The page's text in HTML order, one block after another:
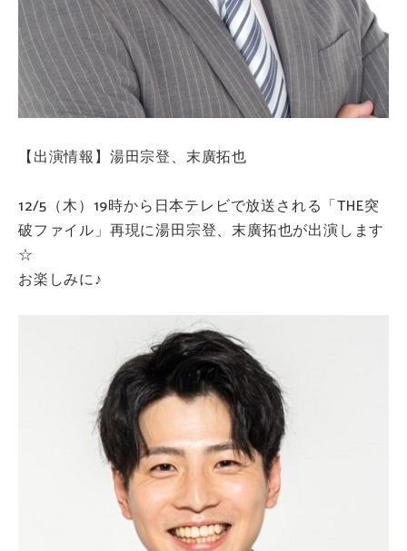
【出演情報】湯田宗登、末廣拓也
12/5（木）19時から日本テレビで放送される「THE突
破ファイル」再現に湯田宗登、末廣拓也が出演します
☆
お楽しみに♪